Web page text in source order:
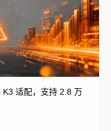
K3 适配，支持 2.8 万